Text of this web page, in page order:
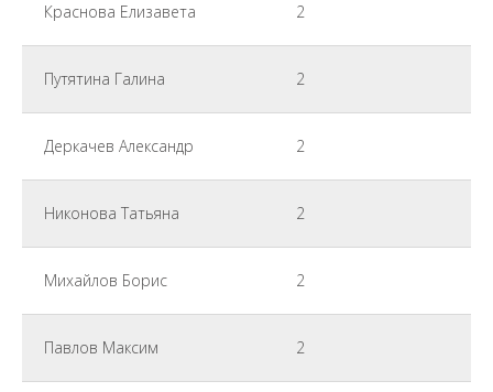
Краснова Елизавета 2
Путятина Галина 2
Деркачев Александр 2
Никонова Татьяна 2
Михайлов Борис 2
Павлов Максим 2